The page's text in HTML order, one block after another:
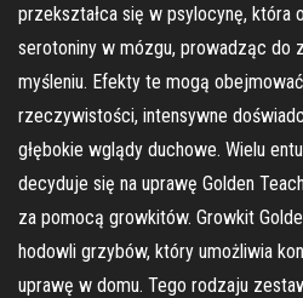
przekształca się w psylocynę, która
serotoniny w mózgu, prowadząc do
myśleniu. Efekty te mogą
rzeczywistości, intensywne
głębokie wglądy duchowe. Wielu
decyduje się na uprawę Golden
za pomocą growkitów. Growkit
hodowli grzybów, który umożliwia
uprawę w domu. Tego rodzaju